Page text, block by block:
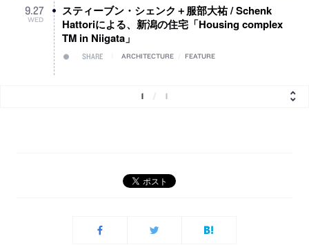
9.27
WED
スティーブン・シェンク＋服部大祐 / Schenk
Hattoriによる、新潟の住宅「Housing complex
TM in Niigata」
SHARE ARCHITECTURE FEATURE
1 1